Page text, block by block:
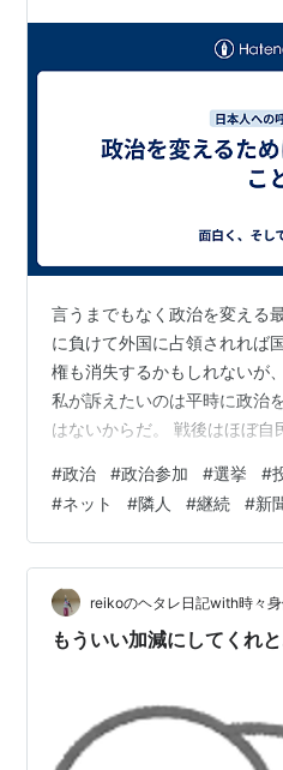
言うまでもなく政治を変える
に負けて外国に占領されれば
権も消失するかもしれないが
私が訴えたいのは平時に政治
はないからだ。 戦後はほぼ自
までの自民党は悪くないもの
握り潰したり、米国に従属す
順調に成長させ国民を豊かに
まり受け入れることなく問題
に返り咲いた橋本龍太郎内閣
例外はあるものの概ね落第だ
#政治 #政治参加 #選挙 #
#ネット #隣人 #継続 #新
reikoのヘタレ日記with時々
もういい加減にしてくれ